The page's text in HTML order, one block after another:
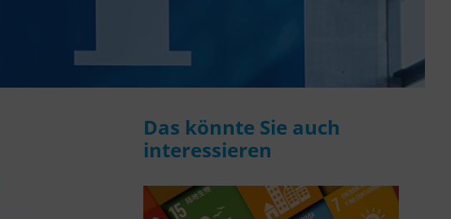
Umweltschutz
Das könnte Sie auch
interessieren